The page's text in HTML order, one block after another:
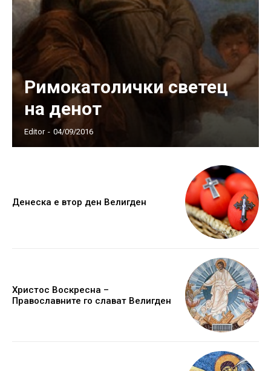
Римокатолички светец
на денот
Editor - 04/09/2016
Денеска е втор ден Велигден
Христос Воскресна –
Православните го слават Велигден